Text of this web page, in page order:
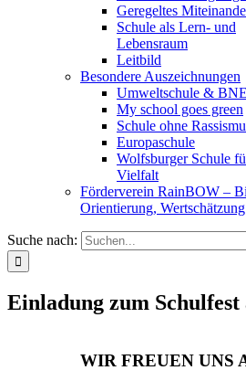
Geregeltes
Schule als Lern- und
Lebensraum
Leitbild
Besondere Auszeichnungen
Umweltschule & BNE
My school goes green
Schule ohne
Europaschule
Wolfsburger Schule
Vielfalt
Förderverein RainBOW –
Orientierung,
Suche nach:
Einladung zum Schulfest
WIR FREUEN UNS